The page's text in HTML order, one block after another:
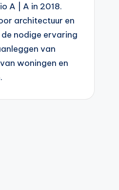
A | A in 2018.
architectuur en
nodige ervaring
van
woningen en